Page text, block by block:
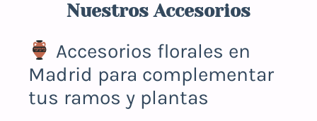
Nuestros Accesorios
Accesorios florales en
Madrid para complementar
tus ramos y plantas